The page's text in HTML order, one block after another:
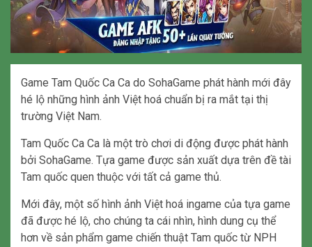
Game Tam Quốc Ca Ca do SohaGame phát hành mới đây
hé lộ những hình ảnh Việt hoá chuẩn bị ra mắt tại thị
trường Việt Nam.
Tam Quốc Ca Ca là một trò chơi di động được phát hành
bởi SohaGame. Tựa game được sản xuất dựa trên đề tài
Tam quốc quen thuộc với tất cả game thủ.
Mới đây, một số hình ảnh Việt hoá ingame của tựa game
đã được hé lộ, cho chúng ta cái nhìn, hình dung cụ thể
hơn về sản phẩm game chiến thuật Tam quốc từ NPH